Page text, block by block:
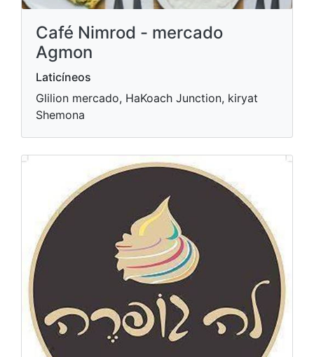
Café Nimrod - mercado
Agmon
Laticíneos
Glilion mercado, HaKoach Junction, kiryat
Shemona